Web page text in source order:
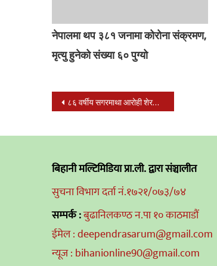
नेपालमा थप ३८१ जनामा कोरोना संक्रमण,
मृत्यु हुनेको संख्या ६० पुग्यो
Post
८६ वर्षीय सगरमाथा आरोही शेरचनको निधन
बिहानी मल्टिमिडिया प्रा.ली. द्वारा संञ्चालीत
सुचना विभाग दर्ता नं.१७२१/०७३/७४
सम्पर्क :बुढानिलकण्ठ न.पा १० काठमाडौं
ईमेल : deependrasarum@gmail.com
न्यूज : bihanionline90@gmail.com